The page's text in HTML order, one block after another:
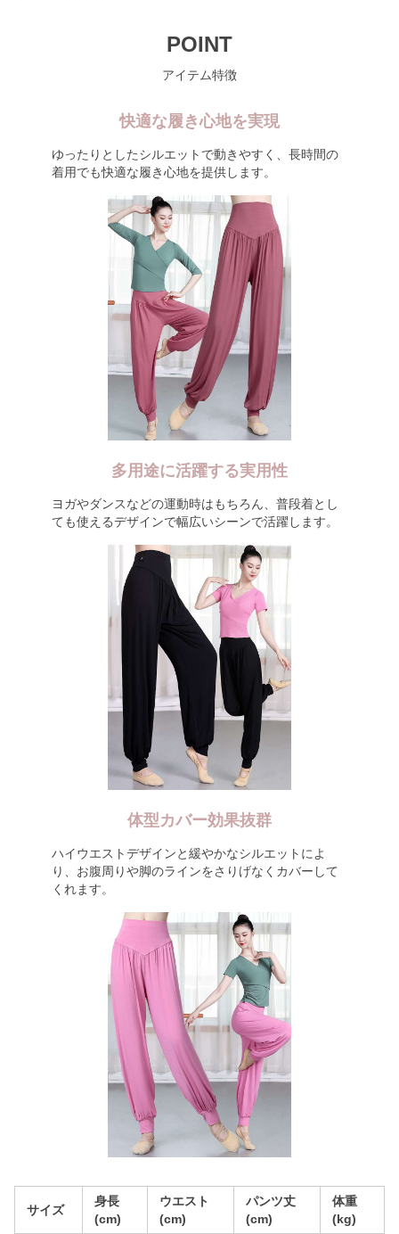
POINT
アイテム特徴
快適な履き心地を実現
ゆったりとしたシルエットで動きやすく、長時間の
着用でも快適な履き心地を提供します。
多用途に活躍する実用性
ヨガやダンスなどの運動時はもちろん、普段着とし
ても使えるデザインで幅広いシーンで活躍します。
体型カバー効果抜群
ハイウエストデザインと緩やかなシルエットによ
り、お腹周りや脚のラインをさりげなくカバーして
くれます。
サイズ
身長
(cm)
ウエスト
(cm)
パンツ丈
(cm)
体重
(kg)